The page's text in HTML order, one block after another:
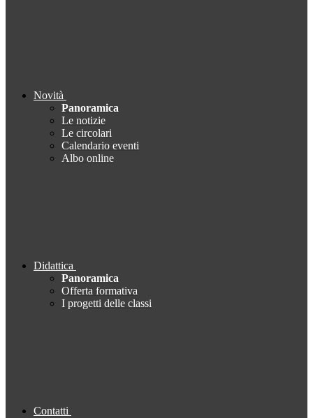
Novità
Panoramica
Le notizie
Le circolari
Calendario eventi
Albo online
Didattica
Panoramica
Offerta formativa
I progetti delle classi
Contatti